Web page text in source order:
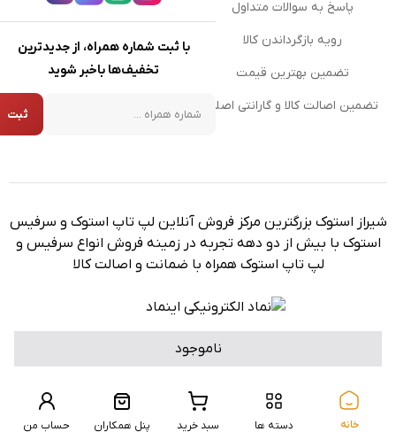
ناموجود
پاسخ به سوالات متداول
رویه بازگرداندن کالا
تضمین بهترین قیمت
تضمین اصالت کالا و گارانتی اصلی
با ثبت شماره همراه، از جدیدترین
تخفیف‌ها باخبر شوید
شماره همراه
ثبت
شیراز استوک بزرگترین مرکز فروش آنلاین لپ تاپ استوک و سرفیس
استوک با بیش از دو دهه تجربه در زمینه فروش انواع سرفیس و
لپ تاپ استوک همراه با ضمانت و اصالت کالا
تمامی حقوق برای ‌فروشگاه شیراز استوک محفوظ است.
طراحی سایت توسط
راویدا
برگشت به بالا
خانه دسته ها سبد خرید پنل همکاران حساب من